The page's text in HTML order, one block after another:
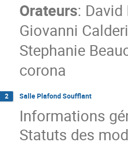
Orateurs: David
Giovanni
Stephanie
corona
2 Salle Plafond Soufflant
Informations
Statuts des